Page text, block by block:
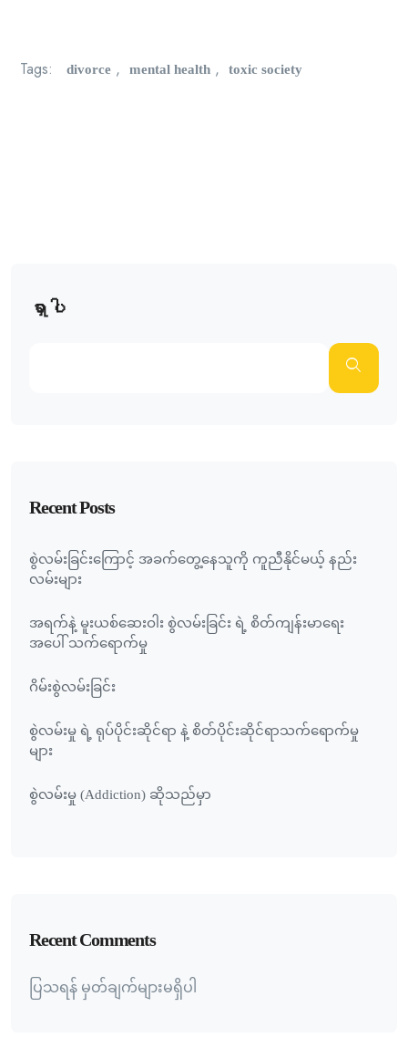
Tags: divorce , mental health , toxic society
ရှာပါ
Recent Posts
စွဲလမ်းခြင်းကြောင့် အခက်တွေ့နေသူကို ကူညီနိုင်မယ့် နည်း
လမ်းများ
အရက်နဲ့ မူးယစ်ဆေးဝါး စွဲလမ်းခြင်း ရဲ့ စိတ်ကျန်းမာရေး
အပေါ် သက်ရောက်မှု
ဂိမ်းစွဲလမ်းခြင်း
စွဲလမ်းမှု ရဲ့ ရုပ်ပိုင်းဆိုင်ရာ နဲ့ စိတ်ပိုင်းဆိုင်ရာသက်ရောက်မှု
များ
စွဲလမ်းမှု (Addiction) ဆိုသည်မှာ
Recent Comments
ပြသရန် မှတ်ချက်များမရှိပါ